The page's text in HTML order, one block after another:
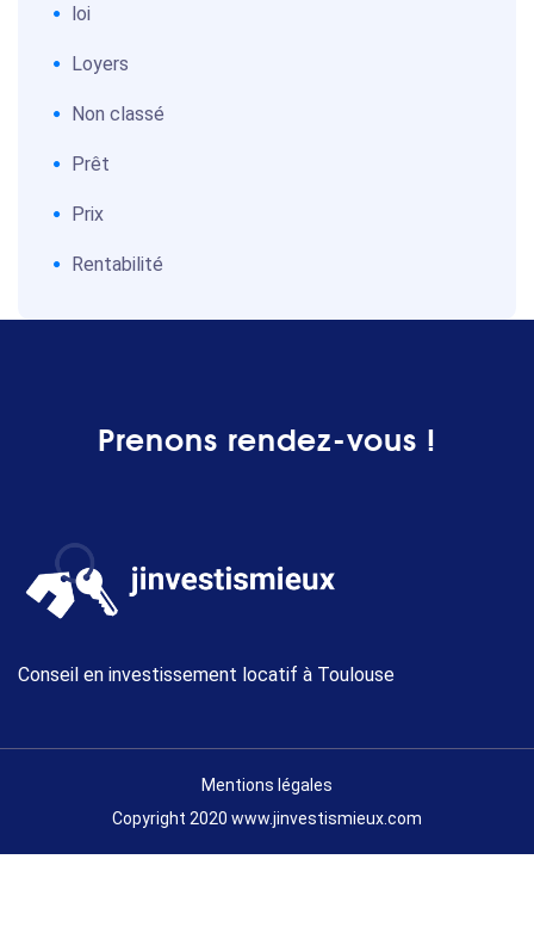
loi
Loyers
Non classé
Prêt
Prix
Rentabilité
Prenons rendez-vous !
Conseil en investissement locatif à Toulouse
Mentions légales
Copyright 2020 www.jinvestismieux.com